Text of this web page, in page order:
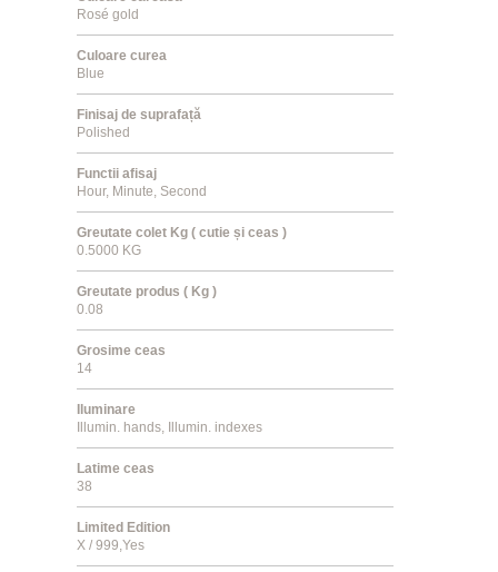
Rosé gold
Culoare curea
Blue
Finisaj de suprafață
Polished
Functii afisaj
Hour, Minute, Second
Greutate colet Kg ( cutie și ceas )
0.5000 KG
Greutate produs ( Kg )
0.08
Grosime ceas
14
Iluminare
Illumin. hands, Illumin. indexes
Latime ceas
38
Limited Edition
X / 999,Yes